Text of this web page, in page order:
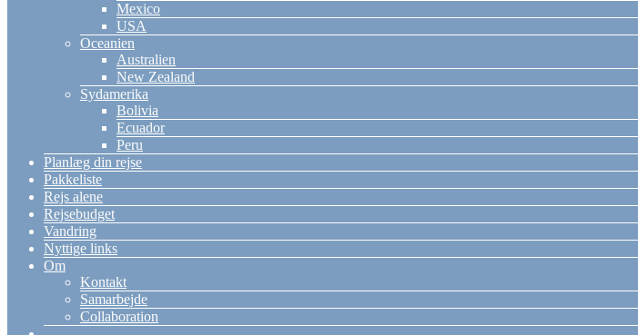
Mexico
USA
Oceanien
Australien
New Zealand
Sydamerika
Bolivia
Ecuador
Peru
Planlæg din rejse
Pakkeliste
Rejs alene
Rejsebudget
Vandring
Nyttige links
Om
Kontakt
Samarbejde
Collaboration